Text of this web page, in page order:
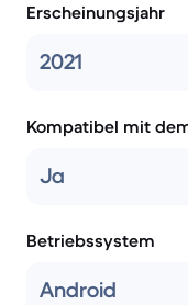
Erscheinungsjahr
2021
Kompatibel mit
Ja
Betriebssystem
Android